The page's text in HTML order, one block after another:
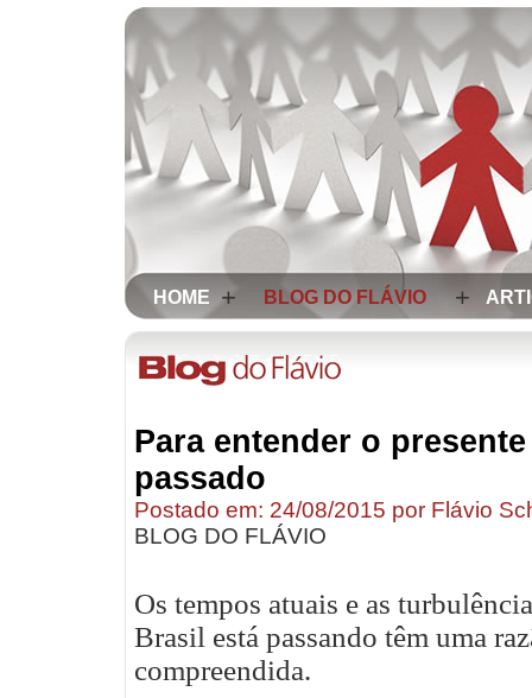
HOME + BLOG DO FLÁVIO +
Para entender o
passado
Postado em: 24/08/2015 por Flávio
BLOG DO FLÁVIO
Os tempos atuais e as
Brasil está passando têm uma
compreendida.